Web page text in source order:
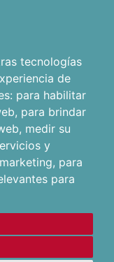
tecnologías
de
para habilitar
, para brindar
, medir su
y
, para
para